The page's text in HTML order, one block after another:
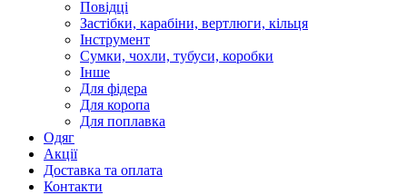
Повідці
Застібки, карабіни, вертлюги, кільця
Інструмент
Сумки, чохли, тубуси, коробки
Інше
Для фідера
Для коропа
Для поплавка
Одяг
Акції
Доставка та оплата
Контакти